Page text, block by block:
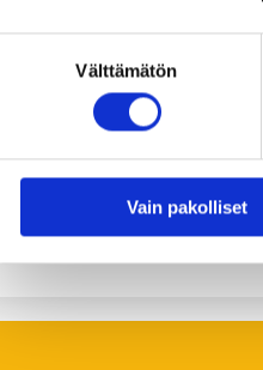
Välttämätön
Vain pakolliset
onnistuvat myös
2,5 tuntia. Lisätunti á
klo 22.00.
saunatilat ovat
voit tehdä